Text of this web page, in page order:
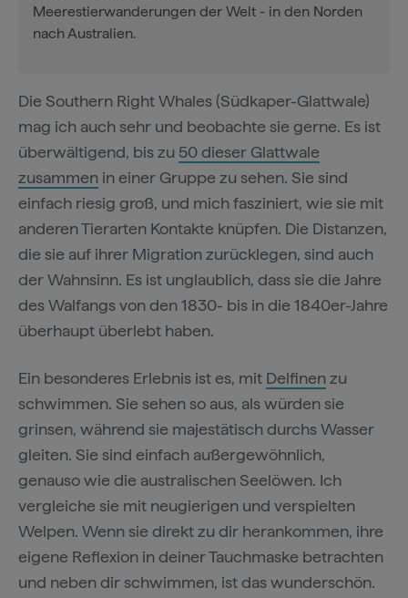
Meerestierwanderungen der Welt - in den Norden
nach Australien.
Die Southern Right Whales (Südkaper-Glattwale)
mag ich auch sehr und beobachte sie gerne. Es ist
überwältigend, bis zu 50 dieser Glattwale
zusammen in einer Gruppe zu sehen. Sie sind
einfach riesig groß, und mich fasziniert, wie sie mit
anderen Tierarten Kontakte knüpfen. Die Distanzen,
die sie auf ihrer Migration zurücklegen, sind auch
der Wahnsinn. Es ist unglaublich, dass sie die Jahre
des Walfangs von den 1830- bis in die 1840er-Jahre
überhaupt überlebt haben.
Ein besonderes Erlebnis ist es, mit Delfinenzu
schwimmen. Sie sehen so aus, als würden sie
grinsen, während sie majestätisch durchs Wasser
gleiten. Sie sind einfach außergewöhnlich,
genauso wie die australischen Seelöwen. Ich
vergleiche sie mit neugierigen und verspielten
Welpen. Wenn sie direkt zu dir herankommen, ihre
eigene Reflexion in deiner Tauchmaske betrachten
und neben dir schwimmen, ist das wunderschön.